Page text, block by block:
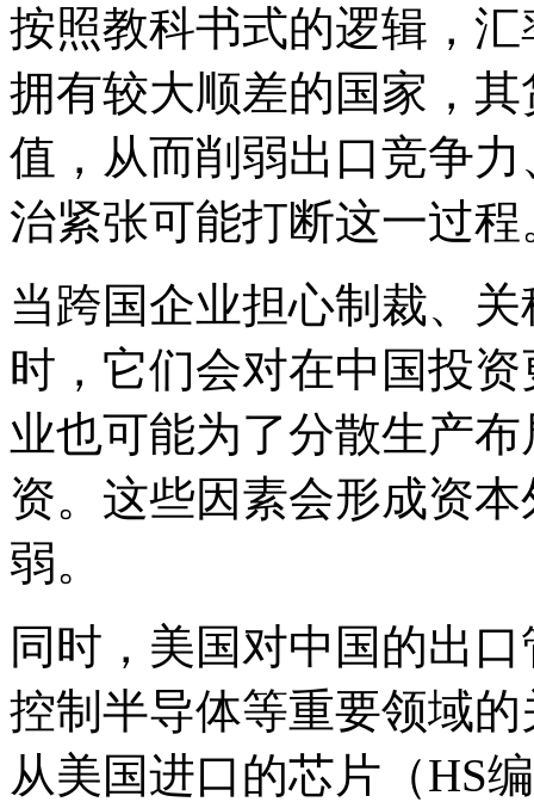
按照教科书式的逻辑，
拥有较大顺差的国家，
值，从而削弱出口竞争
治紧张可能打断这一过程
当跨国企业担心制裁、
时，它们会对在中国投
业也可能为了分散生产
资。这些因素会形成资
弱。
同时，美国对中国的出
控制半导体等重要领域
从美国进口的芯片（HS